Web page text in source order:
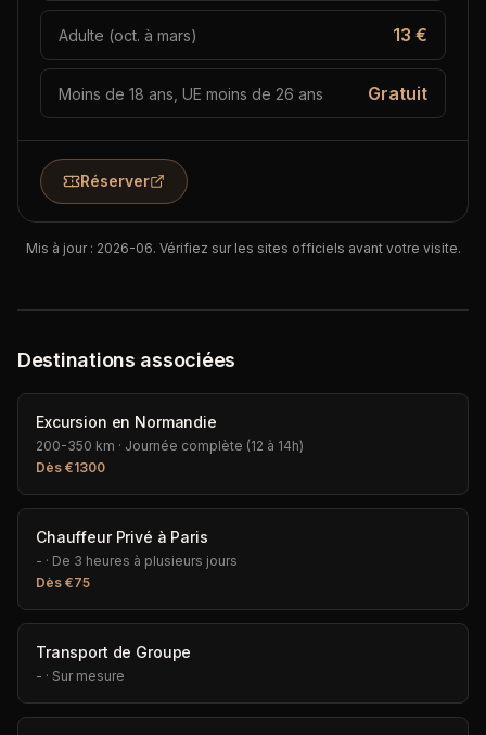
Adulte (oct. à mars) 13 €
Moins de 18 ans, UE moins de 26 ans Gratuit
Réserver
Mis à jour : 2026-06. Vérifiez sur les sites officiels avant votre visite.
Destinations associées
Excursion en Normandie
200-350 km · Journée complète (12 à 14h)
Dès €1300
Chauffeur Privé à Paris
- · De 3 heures à plusieurs jours
Dès €75
Transport de Groupe
- · Sur mesure